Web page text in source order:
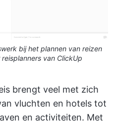
bij het plannen van reizen
van ClickUp
brengt veel met zich
vluchten en hotels tot
en activiteiten. Met